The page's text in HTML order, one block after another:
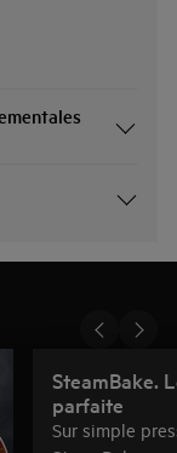
SteamBake.
parfaite
Sur simple